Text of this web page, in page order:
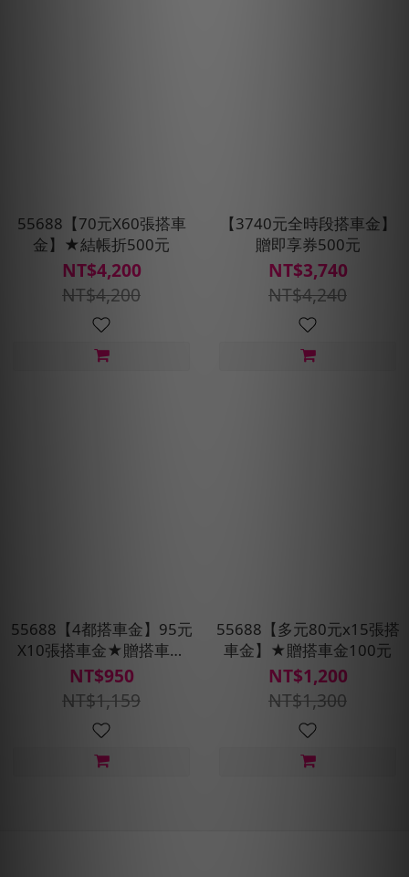
55688【70元X60張搭車
金】★結帳折500元
NT$4,200
NT$4,200
【3740元全時段搭車金】
贈即享券500元
NT$3,740
NT$4,240
55688【4都搭車金】95元
X10張搭車金★贈搭車金
60元 (限定桃園、台中、台
南、高雄區域使用)
NT$950
NT$1,159
55688【多元80元x15張搭
車金】★贈搭車金100元
NT$1,200
NT$1,300